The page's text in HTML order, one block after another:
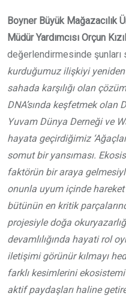
Boyner Büyük Mağazacılık
Müdür Yardımcısı Orçun
değerlendirmesinde şunları
kurduğumuz ilişkiyi
sahada karşılığı olan
DNA’sında keşfetmek olan
Yuvam Dünya Derneği ve
hayata geçirdiğimiz ‘Ağaçlar
somut bir yansıması.
faktörün bir araya
onunla uyum içinde
bütünün en kritik
projesiyle doğa
devamlılığında hayati rol
iletişimi görünür kılmayı
farklı kesimlerini
aktif paydaşları haline